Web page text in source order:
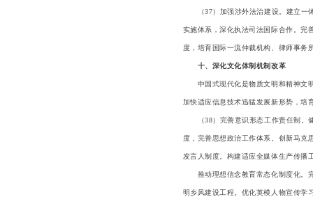
（37）加强涉外法治建设。建立一体
实施体系，深化执法司法国际合作。完
度，培育国际一流仲裁机构、律师事务
十、深化文化体制机制改革
中国式现代化是物质文明和精神文明
加快适应信息技术迅猛发展新形势，培
（38）完善意识形态工作责任制。健
度，完善思想政治工作体系。创新马克
发言人制度。构建适应全媒体生产传播
推动理想信念教育常态化制度化。完
明乡风建设工程。优化英模人物宣传学